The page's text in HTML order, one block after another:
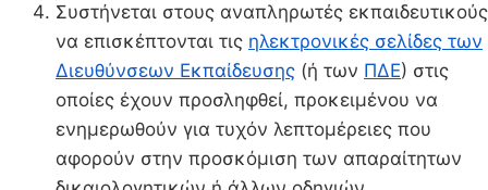
Συστήνεται στους αναπληρωτές εκπαιδευτικούς
να επισκέπτονται τις ηλεκτρονικές σελίδες των
Διευθύνσεων Εκπαίδευσης (ή των ΠΔΕ) στις
οποίες έχουν προσληφθεί, προκειμένου να
ενημερωθούν για τυχόν λεπτομέρειες που
αφορούν στην προσκόμιση των απαραίτητων